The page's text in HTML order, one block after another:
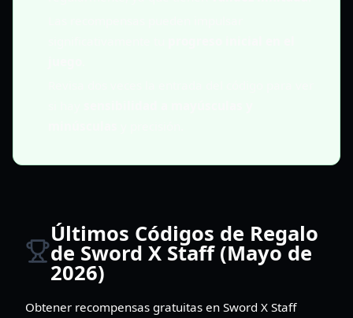
Últimos Códigos de Regalo
de Sword X Staff (Mayo de
2026)
Obtener recompensas gratuitas en Sword X Staff